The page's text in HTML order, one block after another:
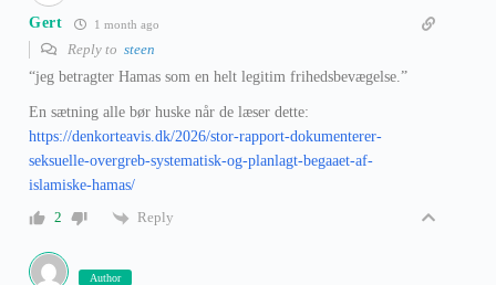
Gert 1 month ago
Reply to steen
“jeg betragter Hamas som en helt legitim frihedsbevægelse.”
En sætning alle bør huske når de læser dette:
https://denkorteavis.dk/2026/stor-rapport-dokumenterer-
seksuelle-overgreb-systematisk-og-planlagt-begaaet-af-
islamiske-hamas/
2
Reply
Author